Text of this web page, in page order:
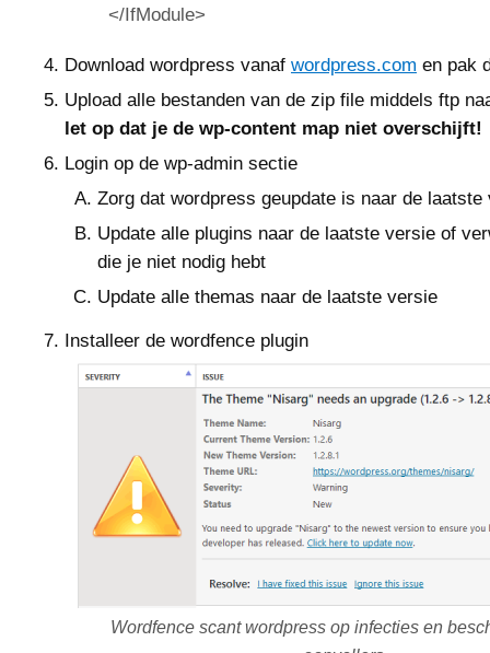
</IfModule>
Download wordpress vanaf wordpress.com en pak
Upload alle bestanden van de zip file middels ftp
let op dat je de wp-content map niet overschijft!
Login op de wp-admin sectie
Zorg dat wordpress geupdate is naar de laatste
Update alle plugins naar de laatste versie of
die je niet nodig hebt
Update alle themas naar de laatste versie
Installeer de wordfence plugin
Wordfence scant wordpress op infecties en